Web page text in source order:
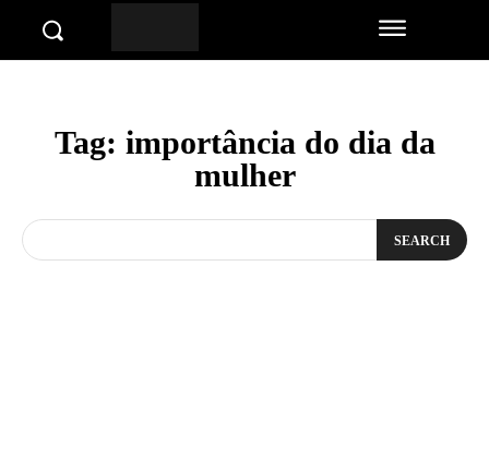
Tag: importância do dia da
mulher
SEARCH